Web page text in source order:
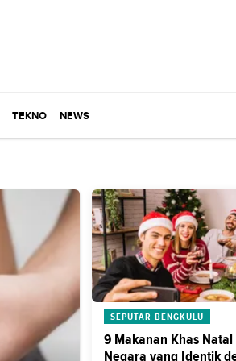
TEKNO NEWS
SEPUTAR BENGKULU
9 Makanan Khas
Negara yang Identik